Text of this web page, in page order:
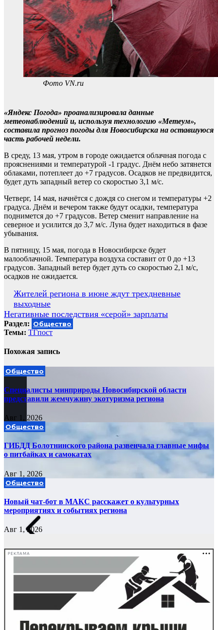
Фото VN.ru
«Яндекс Погода» проанализировала данные
метеонаблюдений и, используя технологию «Метеум»,
составила прогноз погоды для Новосибирска на оставшуюся
часть рабочей недели.
В среду, 13 мая, утром в городе ожидается облачная погода с
прояснениями и температурой -1 градус. Днём небо затянется
облаками, потеплеет до +7 градусов. Осадков не предвидится,
будет дуть западный ветер со скоростью 3,1 м/с.
Четверг, 14 мая, начнётся с дождя со снегом и температуры +2
градуса. Днём и вечером также будут осадки, температура
поднимется до +7 градусов. Ветер сменит направление на
северное и усилится до 3,7 м/с. Луна будет находиться в фазе
убывания.
В пятницу, 15 мая, погода в Новосибирске будет
малооблачной. Температура воздуха составит от 0 до +13
градусов. Западный ветер будет дуть со скоростью 2,1 м/с,
осадков не ожидается.
Навигация
по
записям
Жителей региона в июне ждут трехдневные
выходные
Негативные последствия «серой» зарплаты
Раздел: Общество
Темы: ТГпост
Похожая запись
Общество
Специалисты минприроды Новосибирской области
представили жемчужину экотуризма региона
Авг 1, 2026
Общество
ГИБДД Болотнинского района развенчала главные мифы
о питбайках и самокатах
Авг 1, 2026
Общество
Новый чат-бот в МАКС расскажет о культурных
мероприятиях и событиях региона
Авг 1, 2026
РЕКЛАМА